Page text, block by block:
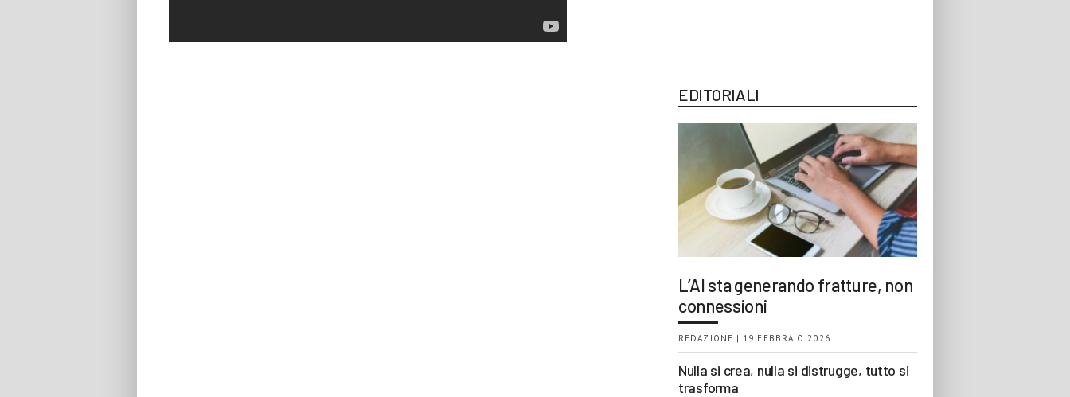
EDITORIALI
L’AI sta generando fratture, non
connessioni
REDAZIONE | 19 FEBBRAIO 2026
Nulla si crea, nulla si distrugge, tutto si
trasforma